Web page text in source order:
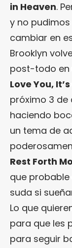
in Heaven.
y no
cambiar en
Brooklyn
post-todo en
Love You,
próximo 3 de
haciendo
un tema de
Rest Forth
que probable
suda si
Lo que
para que les
para seguir